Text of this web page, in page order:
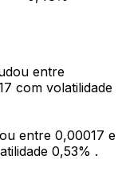
entre
com volatilidade
entre 0,00017 e
0,53% .